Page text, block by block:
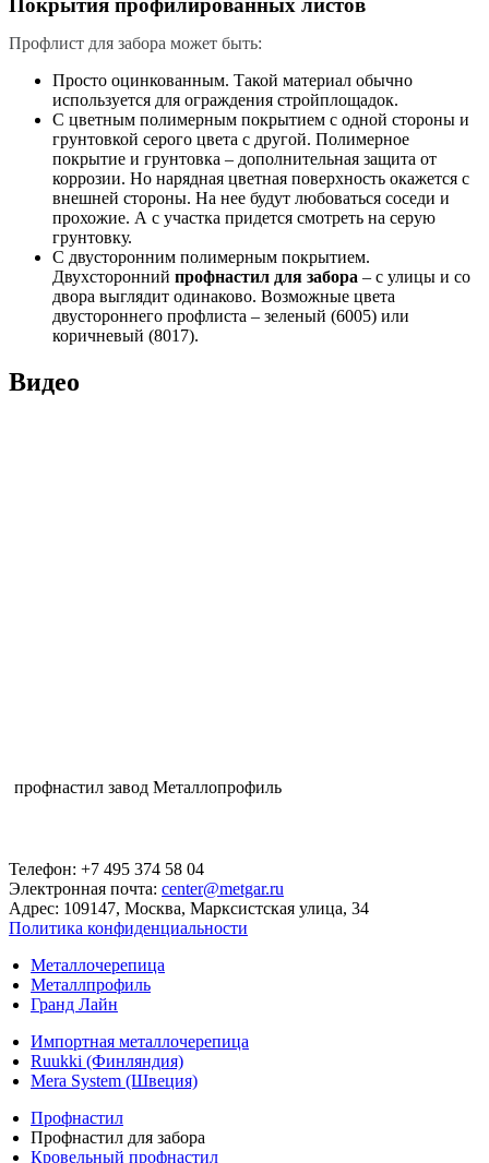
Покрытия профилированных листов
Профлист для забора может быть:
Просто оцинкованным. Такой материал обычно
используется для ограждения стройплощадок.
С цветным полимерным покрытием с одной стороны и
грунтовкой серого цвета с другой. Полимерное
покрытие и грунтовка – дополнительная защита от
коррозии. Но нарядная цветная поверхность окажется с
внешней стороны. На нее будут любоваться соседи и
прохожие. А с участка придется смотреть на серую
грунтовку.
С двусторонним полимерным покрытием.
Двухсторонний профнастил для забора – с улицы и со
двора выглядит одинаково. Возможные цвета
двустороннего профлиста – зеленый (6005) или
коричневый (8017).
Видео
профнастил завод Металлопрофиль
Телефон: +7 495 374 58 04
Электронная почта: center@metgar.ru
Адрес: 109147, Москва, Марксистская улица, 34
Политика конфиденциальности
Металлочерепица
Металлпрофиль
Гранд Лайн
Импортная металлочерепица
Ruukki (Финляндия)
Mera System (Швеция)
Профнастил
Профнастил для забора
Кровельный профнастил